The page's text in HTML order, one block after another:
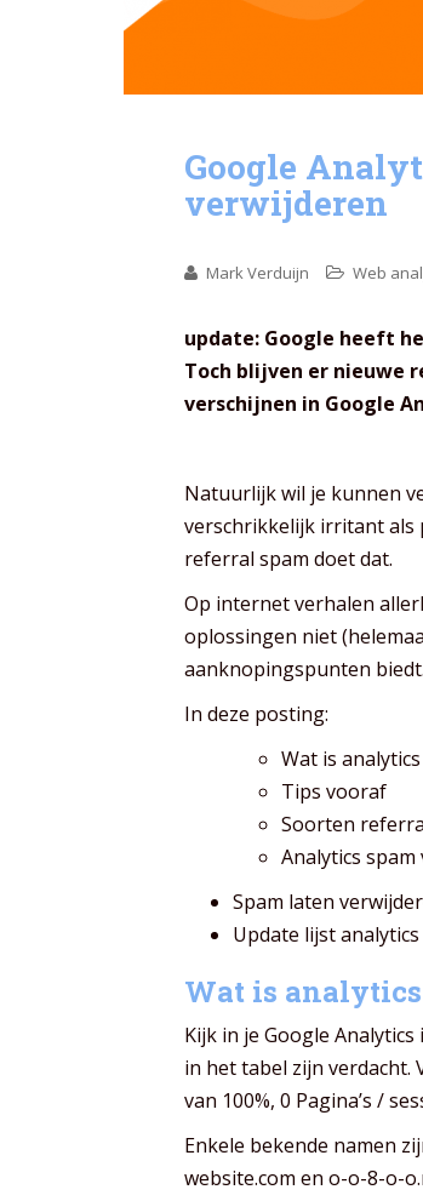
Google
verwijderen
Mark Verduijn Web
update: Google heeft
Toch blijven er nieuwe
verschijnen in Google
Natuurlijk wil je kunnen
verschrikkelijk irritant als
referral spam doet dat.
Op internet verhalen
oplossingen niet
aanknopingspunten biedt.
In deze posting:
Wat is
Tips vooraf
Soorten
Analytics
Spam laten
Update lijst
Wat is analytics
Kijk in je Google
in het tabel zijn verdacht.
van 100%, 0 Pagina’s /
Enkele bekende namen
website.com en o-o-8-o-